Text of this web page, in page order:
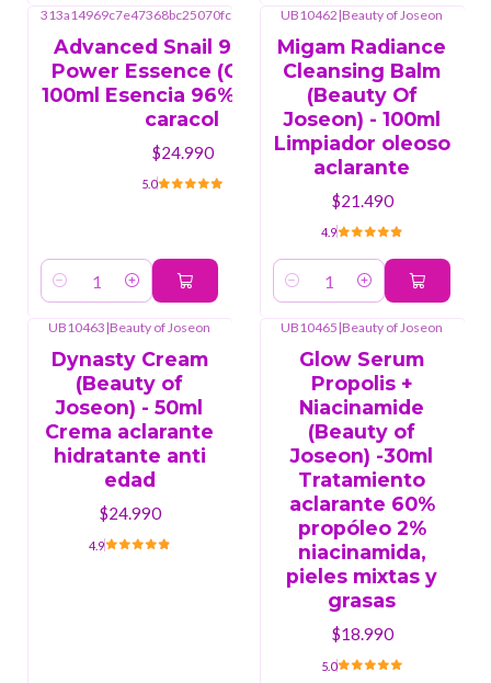
313a14969c7e47368bc25070fc90a17e COSRX
Advanced Snail 96 Mucin
Power Essence (COSRX) -
100ml Esencia 96% baba de
caracol
$24.990
5.0
Cantidad
UB10462|Beauty of Joseon
Migam Radiance
Cleansing Balm
(Beauty Of
Joseon) - 100ml
Limpiador oleoso
aclarante
$21.490
4.9
Cantidad
UB10463|Beauty of Joseon
Dynasty Cream
(Beauty of
Joseon) - 50ml
Crema aclarante
hidratante anti
edad
$24.990
4.9
UB10465|Beauty of Joseon
Glow Serum
Propolis +
Niacinamide
(Beauty of
Joseon) -30ml
Tratamiento
aclarante 60%
propóleo 2%
niacinamida,
pieles mixtas y
grasas
$18.990
5.0